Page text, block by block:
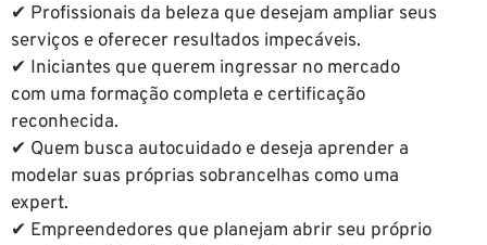
✔ Profissionais da beleza que desejam ampliar seus
serviços e oferecer resultados impecáveis.
✔ Iniciantes que querem ingressar no mercado
com uma formação completa e certificação
reconhecida.
✔ Quem busca autocuidado e deseja aprender a
modelar suas próprias sobrancelhas como uma
expert.
✔ Empreendedores que planejam abrir seu próprio